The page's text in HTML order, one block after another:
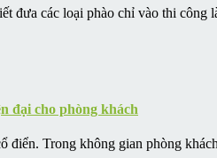
đưa các loại phào chỉ vào thi công
đại cho phòng khách
điển. Trong không gian phòng